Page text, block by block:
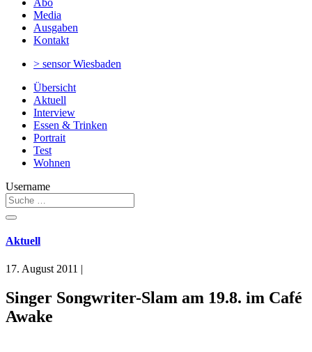
Abo
Media
Ausgaben
Kontakt
> sensorWiesbaden
Übersicht
Aktuell
Interview
Essen & Trinken
Portrait
Test
Wohnen
Username
Aktuell
17. August 2011 |
Singer Songwriter-Slam am 19.8. im Café
Awake